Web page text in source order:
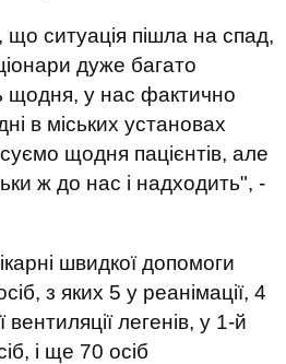
ситуація пішла на спад,
дуже багато
щодня, у нас фактично
в міських установах
щодня пацієнтів, але
ж до нас і надходить", -
швидкої допомоги
з яких 5 у реанімації, 4
легенів, у 1-й
і ще 70 осіб